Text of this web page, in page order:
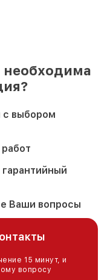
необходима
с выбором
Ваши вопросы
15 минут, и
вопросу